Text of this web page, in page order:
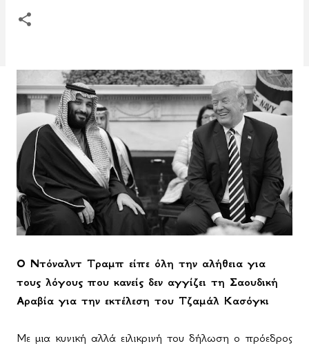
Ο Ντόναλντ Τραμπ είπε όλη την αλήθεια για
τους λόγους που κανείς δεν αγγίζει τη Σαουδική
Αραβία για την εκτέλεση του Τζαμάλ Κασόγκι
Με μια κυνική αλλά ειλικρινή του δήλωση ο πρόεδρος